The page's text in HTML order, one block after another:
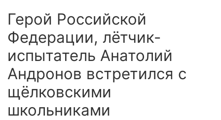
Герой Российской
Федерации, лётчик-
испытатель Анатолий
Андронов встретился с
щёлковскими
школьниками